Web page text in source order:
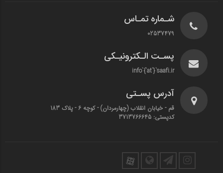
شـماره تمـاس
02537479
پسـت الـکترونیـکی
info`{`at`}`saafi.ir
آدرس پسـتی
قم - خیابان انقلاب (چهارمردان)‌ - کوچه 6 - پلاک 183
کدپستی: 3713766645